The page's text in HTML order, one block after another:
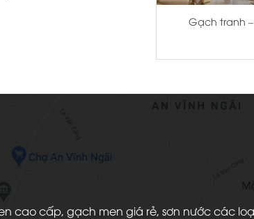
Gạch tranh –
cao cấp, gạch men giá rẻ, sơn nước các